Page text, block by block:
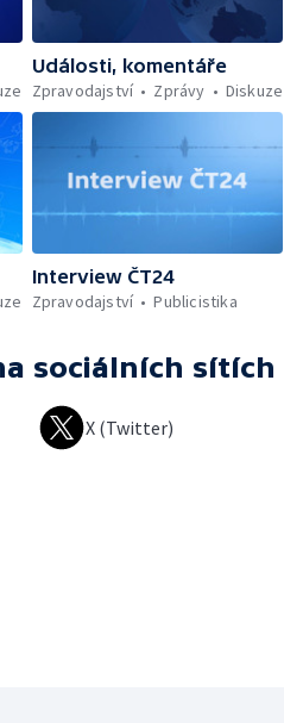
Události, komentáře
Zpravodajství
Zprávy Diskuze
Interview ČT24
Zpravodajství
Publicistika
sociálních sítích
X (Twitter)